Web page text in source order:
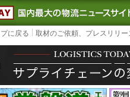
LOGISTICS TODAY｜国
に戻る 取材のご依頼、プレスリリ